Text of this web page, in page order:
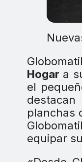
Hogar a
el
planchas
equipar